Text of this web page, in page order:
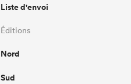
Liste d'envoi
Éditions
Nord
Sud